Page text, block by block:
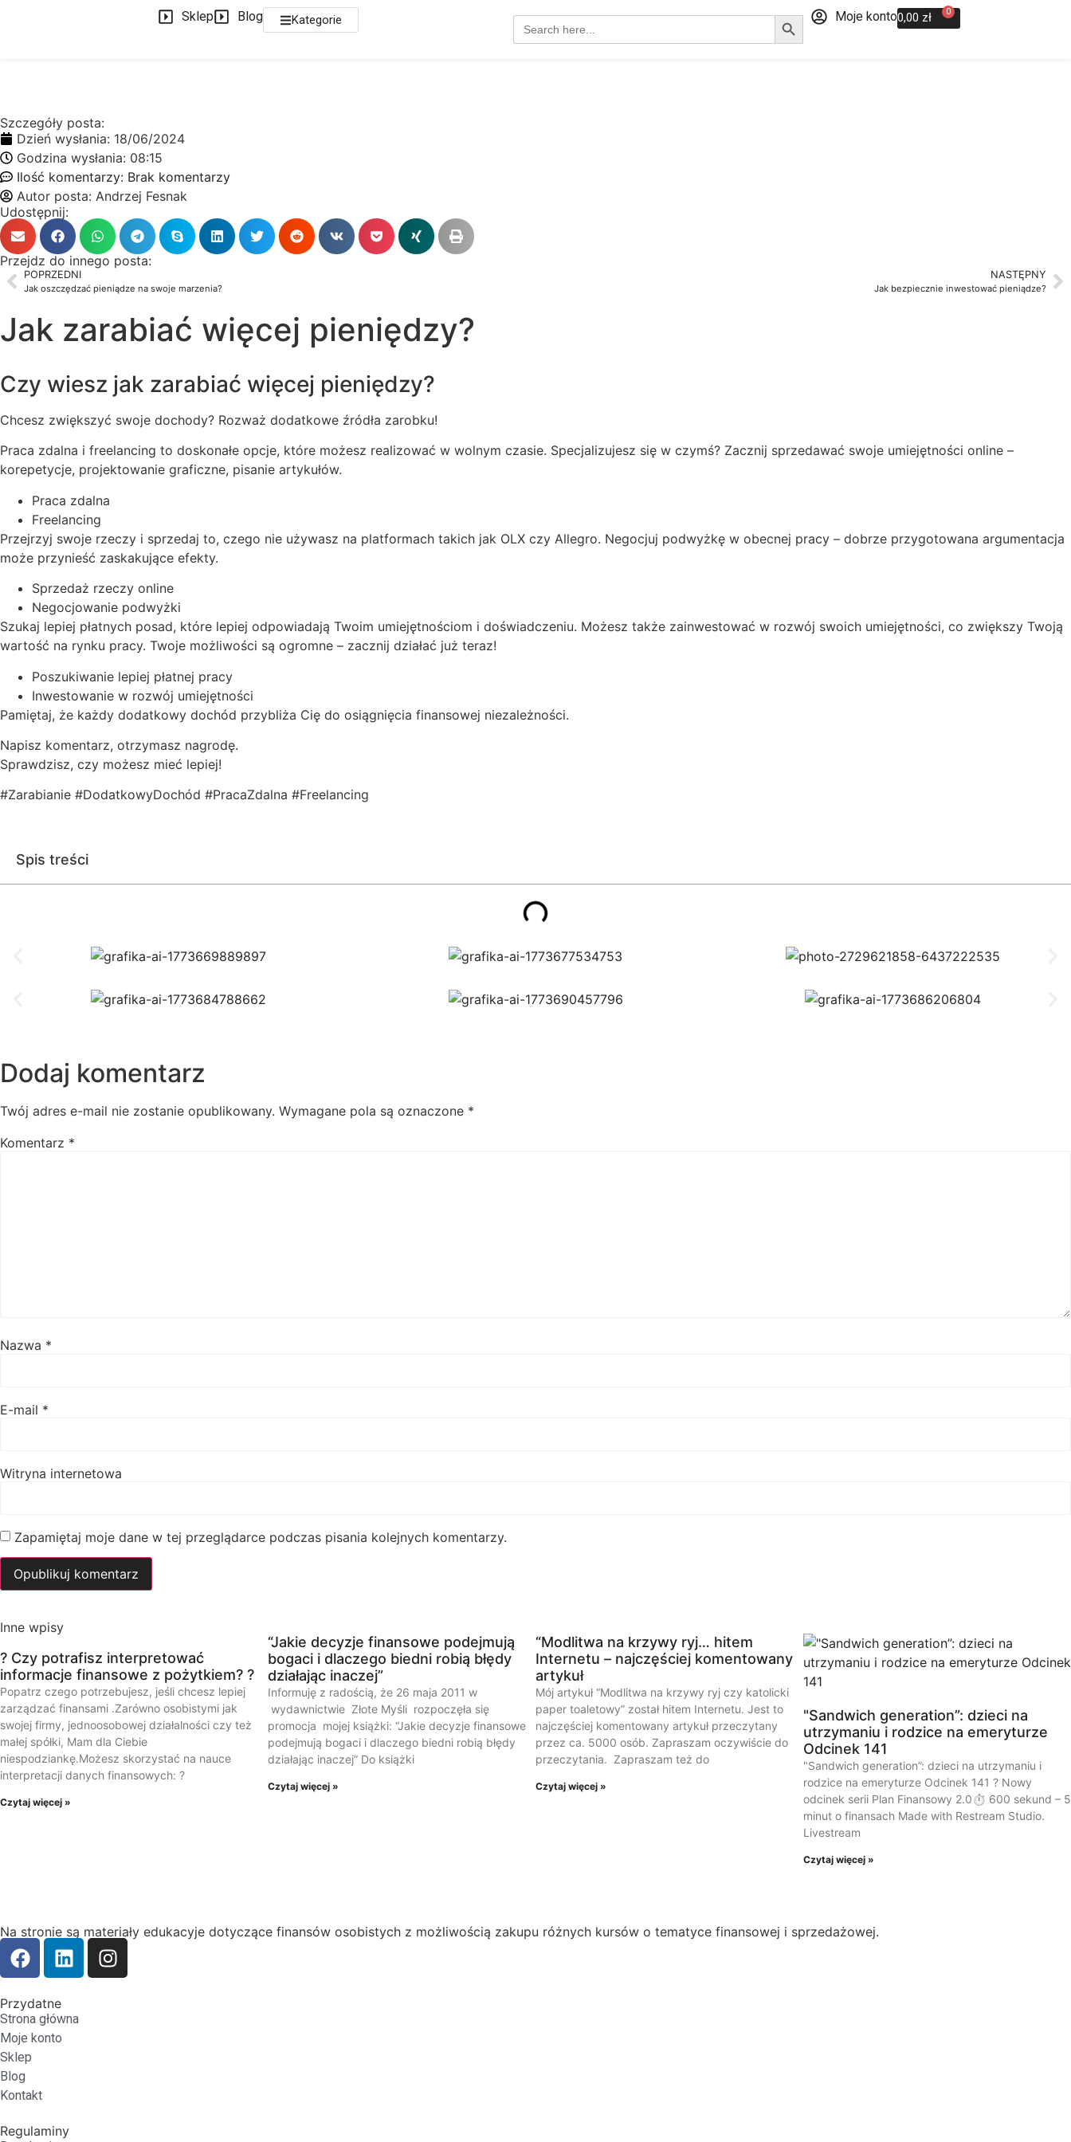
Sklep Blog Kategorie
Search
for:
Search ButtonMoje konto0,00 zł 0
Szczegóły posta:
Dzień wysłania: 18/06/2024
Godzina wysłania: 08:15
Ilość komentarzy: Brak komentarzy
Autor posta: Andrzej Fesnak
Udostępnij:
Przejdz do innego posta:
POPRZEDNI
Jak oszczędzać pieniądze na swoje marzenia?
NASTĘPNY
Jak bezpiecznie inwestować pieniądze?
Jak zarabiać więcej pieniędzy?
Czy wiesz jak zarabiać więcej pieniędzy?
Chcesz zwiększyć swoje dochody? Rozważ dodatkowe źródła zarobku!
Praca zdalna i freelancing to doskonałe opcje, które możesz realizować w wolnym czasie. Specjalizujesz się w czymś? Zacznij sprzedawać swoje umiejętności online –
korepetycje, projektowanie graficzne, pisanie artykułów.
Praca zdalna
Freelancing
Przejrzyj swoje rzeczy i sprzedaj to, czego nie używasz na platformach takich jak OLX czy Allegro. Negocjuj podwyżkę w obecnej pracy – dobrze przygotowana argumentacja
może przynieść zaskakujące efekty.
Sprzedaż rzeczy online
Negocjowanie podwyżki
Szukaj lepiej płatnych posad, które lepiej odpowiadają Twoim umiejętnościom i doświadczeniu. Możesz także zainwestować w rozwój swoich umiejętności, co zwiększy Twoją
wartość na rynku pracy. Twoje możliwości są ogromne – zacznij działać już teraz!
Poszukiwanie lepiej płatnej pracy
Inwestowanie w rozwój umiejętności
Pamiętaj, że każdy dodatkowy dochód przybliża Cię do osiągnięcia finansowej niezależności.
Napisz komentarz, otrzymasz nagrodę.
Sprawdzisz, czy możesz mieć lepiej!
#Zarabianie #DodatkowyDochód #PracaZdalna #Freelancing
Spis treści
Dodaj komentarz
Twój adres e-mail nie zostanie opublikowany. Wymagane pola są oznaczone *
Komentarz *
Nazwa *
E-mail *
Witryna internetowa
Zapamiętaj moje dane w tej przeglądarce podczas pisania kolejnych komentarzy.
Inne wpisy
? Czy potrafisz interpretować
informacje finansowe z pożytkiem? ?
Popatrz czego potrzebujesz, jeśli chcesz lepiej
zarządzać finansami .Zarówno osobistymi jak
swojej firmy, jednoosobowej działalności czy też
małej spółki, Mam dla Ciebie
niespodziankę.Możesz skorzystać na nauce
interpretacji danych finansowych: ?
Czytaj więcej »
“Jakie decyzje finansowe podejmują
bogaci i dlaczego biedni robią błędy
działając inaczej”
Informuję z radością, że 26 maja 2011 w
wydawnictwie Złote Myśli rozpoczęła się
promocja mojej książki: “Jakie decyzje finansowe
podejmują bogaci i dlaczego biedni robią błędy
działając inaczej” Do książki
Czytaj więcej »
“Modlitwa na krzywy ryj… hitem
Internetu – najczęściej komentowany
artykuł
Mój artykuł “Modlitwa na krzywy ryj czy katolicki
paper toaletowy” został hitem Internetu. Jest to
najczęściej komentowany artykuł przeczytany
przez ca. 5000 osób. Zapraszam oczywiście do
przeczytania. Zapraszam też do
Czytaj więcej »
"Sandwich generation”: dzieci na
utrzymaniu i rodzice na emeryturze
Odcinek 141
"Sandwich generation”: dzieci na utrzymaniu i
rodzice na emeryturze Odcinek 141 ? Nowy
odcinek serii Plan Finansowy 2.0⏱️ 600 sekund – 5
minut o finansach Made with Restream Studio.
Livestream
Czytaj więcej »
Na stronie są materiały edukacyje dotyczące finansów osobistych z możliwością zakupu różnych kursów o tematyce finansowej i sprzedażowej.
Przydatne
Strona główna
Moje konto
Sklep
Blog
Kontakt
Regulaminy